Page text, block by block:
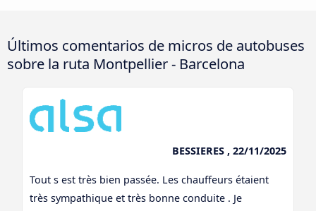
Últimos comentarios de micros de autobuses
sobre la ruta Montpellier - Barcelona
BESSIERES , 22/11/2025
Tout s est très bien passée. Les chauffeurs étaient
très sympathique et très bonne conduite . Je